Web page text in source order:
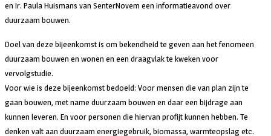
en Ir. Paula Huismans van SenterNovem een informatieavond over
duurzaam bouwen.
Doel van deze bijeenkomst is om bekendheid te geven aan het fenomeen
duurzaam bouwen en wonen en een draagvlak te kweken voor
vervolgstudie.
Voor wie is deze bijeenkomst bedoeld: Voor mensen die van plan zijn te
gaan bouwen, met name duurzaam bouwen en daar een bijdrage aan
kunnen leveren. En voor personen die hiervan profijt kunnen hebben. Te
denken valt aan duurzaam energiegebruik, biomassa, warmteopslag etc.